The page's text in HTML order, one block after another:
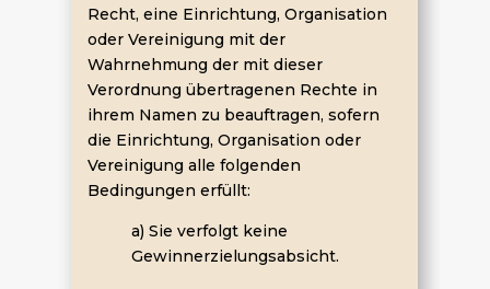
Recht, eine Einrichtung, Organisation
oder Vereinigung mit der
Wahrnehmung der mit dieser
Verordnung übertragenen Rechte in
ihrem Namen zu beauftragen, sofern
die Einrichtung, Organisation oder
Vereinigung alle folgenden
Bedingungen erfüllt:
a) Sie verfolgt keine
Gewinnerzielungsabsicht.